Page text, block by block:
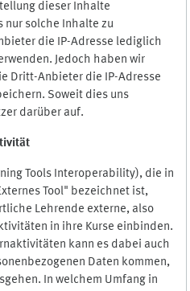
dieser Inhalte
nur solche Inhalte zu
die IP-Adresse lediglich
Jedoch haben wir
Dritt-Anbieter die IP-Adresse
Soweit dies uns
darüber auf.
Tools Interoperability), die in
Tool" bezeichnet ist,
Lehrende externe, also
in ihre Kurse einbinden.
kann es dabei auch
Daten kommen,
In welchem Umfang in